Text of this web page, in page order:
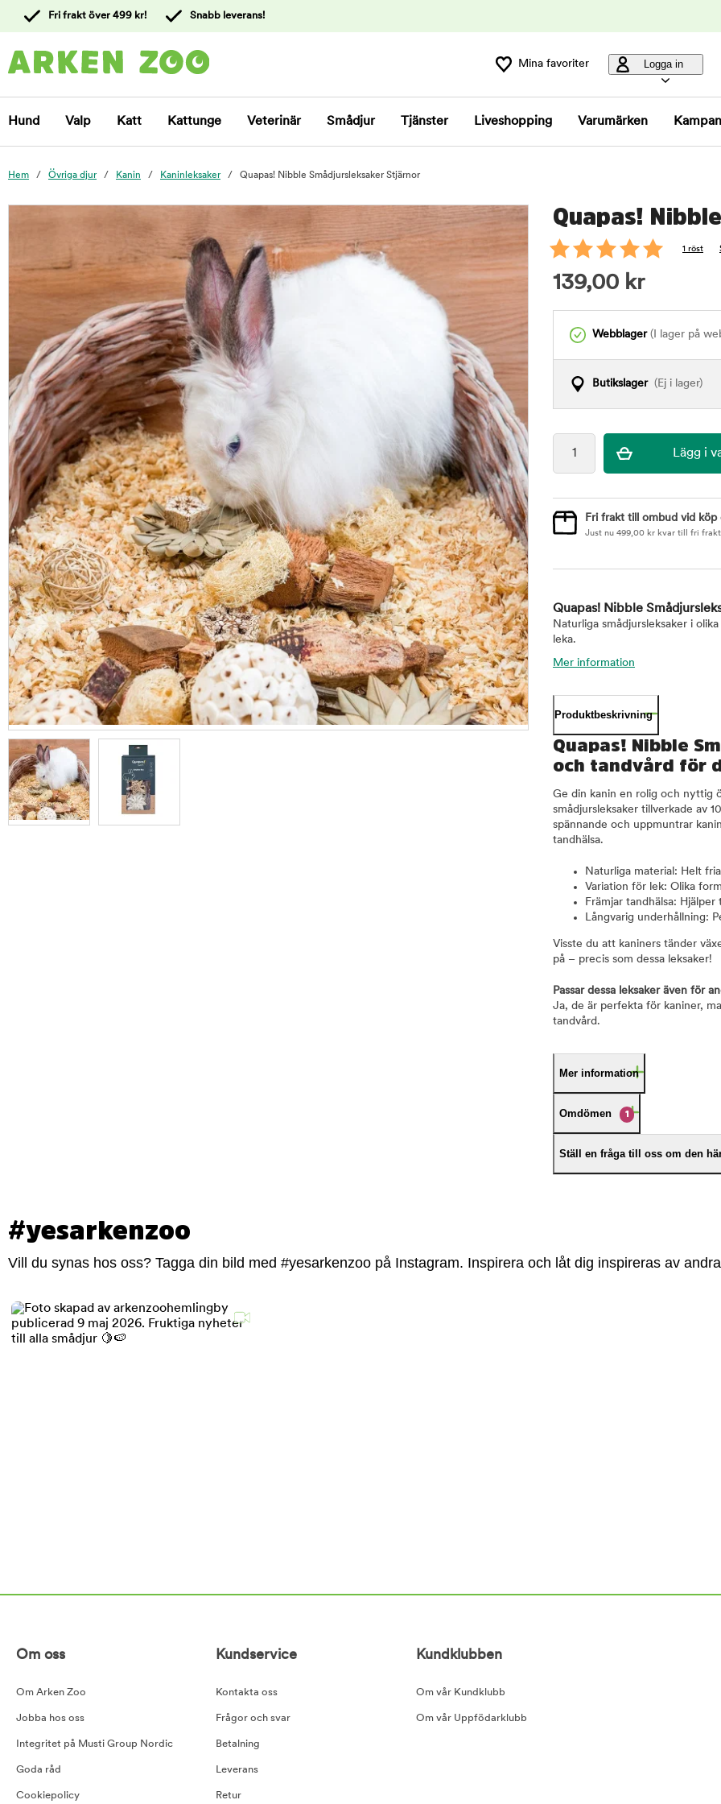
kundtjänst
Fri frakt över 499 kr! Snabb leverans!
Mina favoriter Logga in
Hund Valp Katt Kattunge Veterinär Smådjur Tjänster Liveshopping Varumärken
Hem Övriga djur Kanin Kaninleksaker Quapas! Nibble Smådjursleksaker Stjärnor
Quapas!
1 röst
139,00 kr
Webblager(I lager på
Butikslager(Ej i lager)
Fri frakt till ombud vid köp
Just nu 499,00 kr kvar till fri
Quapas! Nibble
Naturliga smådjursleksaker i
leka.
Mer information
Produktbeskrivning
Quapas! Nibble
och tandvård för
Ge din kanin en rolig och nyttig
smådjursleksaker tillverkade av
spännande och uppmuntrar
tandhälsa.
Naturliga material: Helt
Variation för lek: Olika
Främjar tandhälsa:
Långvarig underhållning:
Visste du att kaniners tänder
på – precis som dessa leksaker!
Passar dessa leksaker även för
Ja, de är perfekta för kaniner,
tandvård.
Mer information
Omdömen 1
Ställ en fråga till oss om den
#yesarkenzoo
Vill du synas hos oss? Tagga din bild med #yesarkenzoo på Instagram. Inspirera och låt dig inspireras av
Om oss
Om Arken Zoo
Jobba hos oss
Integritet på Musti Group Nordic
Goda råd
Cookiepolicy
Kundservice
Kontakta oss
Frågor och svar
Betalning
Leverans
Retur
Kundklubben
Om vår Kundklubb
Om vår Uppfödarklubb